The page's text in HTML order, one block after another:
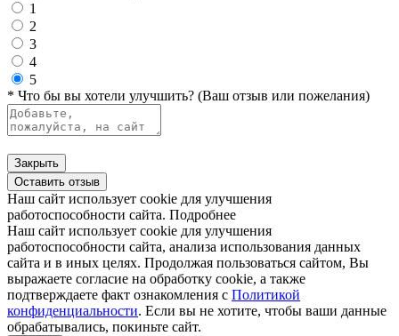
1
2
3
4
5
* Что бы вы хотели улучшить? (Ваш отзыв или пожелания)
Закрыть
Оставить отзыв
Наш сайт использует cookie для улучшения
работоспособности сайта. Подробнее
Наш сайт использует cookie для улучшения
работоспособности сайта, анализа использования данных
сайта и в иных целях. Продолжая пользоваться сайтом, Вы
выражаете согласие на обработку cookie, а также
подтверждаете факт ознакомления с Политикой
конфиденциальности. Если вы не хотите, чтобы ваши данные
обрабатывались, покиньте сайт.